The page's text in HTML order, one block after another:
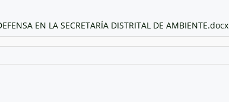
EN LA SECRETARÍA DISTRITAL DE AMBIENTE.docx